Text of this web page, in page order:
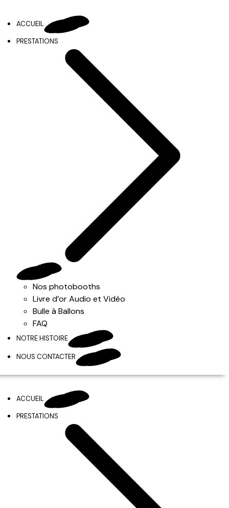
ACCUEIL
PRESTATIONS
Nos photobooths
Livre d’or Audio et Vidéo
Bulle à Ballons
FAQ
NOTRE HISTOIRE
NOUS CONTACTER
ACCUEIL
PRESTATIONS